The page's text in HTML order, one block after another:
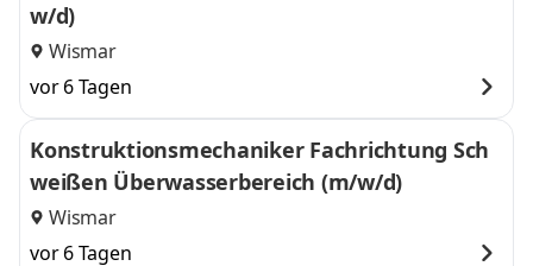
w/d)
Wismar
vor 6 Tagen
Konstruktionsmechaniker Fachrichtung Sch
weißen Überwasserbereich (m/w/d)
Wismar
vor 6 Tagen